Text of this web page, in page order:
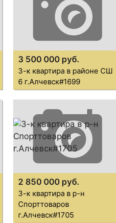
3 500 000 руб.
3-к квартира в районе СШ
6 г.Алчевск#1699
2 850 000 руб.
3-к квартира в р-н
Спорттоваров
г.Алчевск#1705